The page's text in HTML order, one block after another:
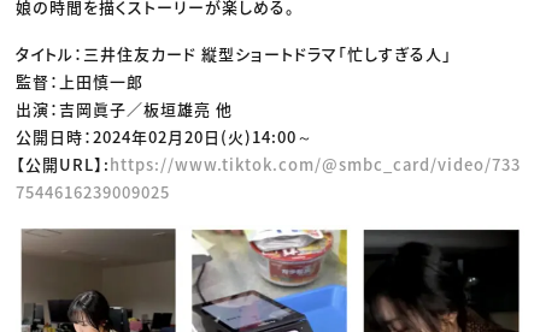
娘の時間を描くストーリーが楽しめる。
タイトル：三井住友カード 縦型ショートドラマ「忙しすぎる人」
監督：上田慎一郎
出演：吉岡眞子／板垣雄亮 他
公開日時：2024年02月20日(火)14:00～
【公開URL】:https://www.tiktok.com/@smbc_card/video/733
7544616239009025